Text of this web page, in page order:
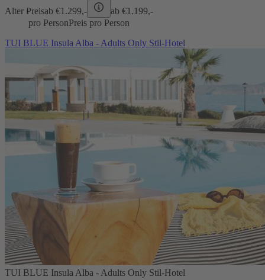
Alter Preisab €1.299,- ab €1.199,-
pro PersonPreis pro Person
TUI BLUE Insula Alba - Adults Only Stil-Hotel
TUI BLUE Insula Alba - Adults Only Stil-Hotel